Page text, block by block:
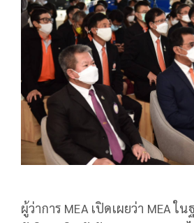
ผู้ว่าการ MEA เปิดเผยว่า MEA ใ